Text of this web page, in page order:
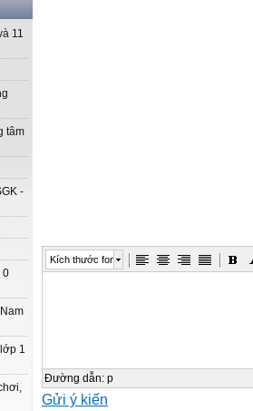
11
tâm
-
0
1
Kích thước font
Đường dẫn: p
Gửi ý kiến